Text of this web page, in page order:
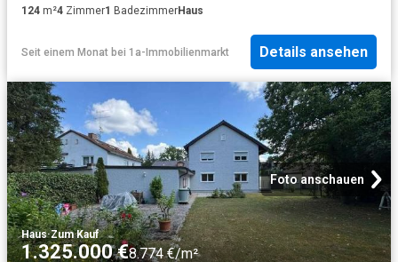
124 m²4 Zimmer1 BadezimmerHaus
Seit einem Monat bei 1a-Immobilienmarkt Details ansehen
Foto anschauen
Haus·Zum Kauf
1.325.000 €8.774 €/m²